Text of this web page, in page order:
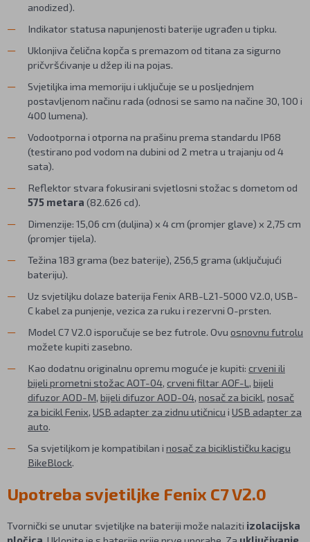
anodized).
Indikator statusa napunjenosti baterije ugrađen u tipku.
Uklonjiva čelična kopča s premazom od titana za sigurno
pričvršćivanje u džep ili na pojas.
Svjetiljka ima memoriju i uključuje se u posljednjem
postavljenom načinu rada (odnosi se samo na načine 30, 100 i
400 lumena).
Vodootporna i otporna na prašinu prema standardu IP68
(testirano pod vodom na dubini od 2 metra u trajanju od 4
sata).
Reflektor stvara fokusirani svjetlosni stožac s dometom od
575 metara (82.626 cd).
Dimenzije: 15,06 cm (duljina) x 4 cm (promjer glave) x 2,75 cm
(promjer tijela).
Težina 183 grama (bez baterije), 256,5 grama (uključujući
bateriju).
Uz svjetiljku dolaze baterija Fenix ARB-L21-5000 V2.0, USB-
C kabel za punjenje, vezica za ruku i rezervni O-prsten.
Model C7 V2.0 isporučuje se bez futrole. Ovu osnovnu futrolu
možete kupiti zasebno.
Kao dodatnu originalnu opremu moguće je kupiti: crveni ili
bijeli prometni stožac AOT-04, crveni filtar AOF-L , bijeli
difuzor AOD-M, bijeli difuzor AOD-04, nosač za bicikl, nosač
za bicikl Fenix, USB adapter za zidnu utičnicu i USB adapter za
auto.
Sa svjetiljkom je kompatibilan i nosač za biciklističku kacigu
BikeBlock.
Upotreba svjetiljke Fenix C7 V2.0
Tvornički se unutar svjetiljke na bateriji može nalaziti izolacijska